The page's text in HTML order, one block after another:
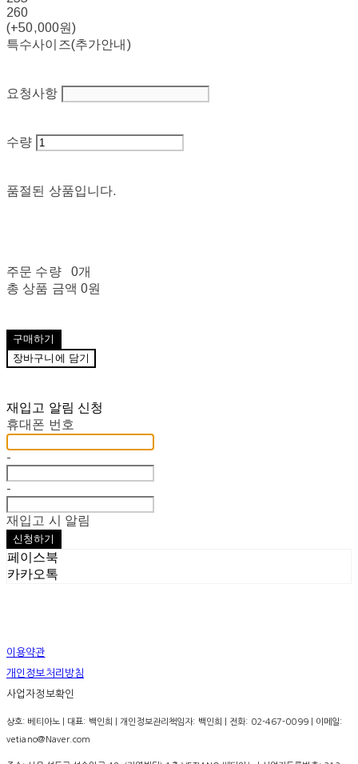
260
(+50,000원)
특수사이즈(추가안내)
요청사항
수량
품절된 상품입니다.
주문 수량
0개
총 상품 금액 0원
구매하기
장바구니에 담기
재입고 알림 신청
휴대폰 번호
-
-
재입고 시 알림
신청하기
페이스북
카카오톡
이용약관
개인정보처리방침
사업자정보확인
상호: 베티아노 | 대표: 백인희 | 개인정보관리책임자: 백인희 | 전화: 02-467-0099 | 이메일:
vetiano@Naver.com